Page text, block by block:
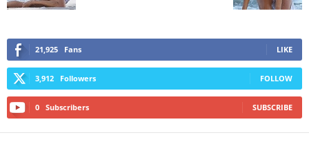
21,925 Fans LIKE
3,912 Followers FOLLOW
0 Subscribers SUBSCRIBE